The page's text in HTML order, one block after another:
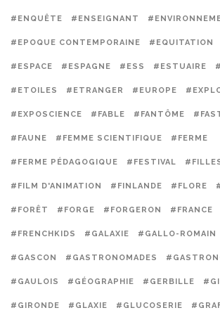
#ENQUÊTE #ENSEIGNANT
#EPOQUE CONTEMPORAINE #EQUITATION
#ESPACE #ESPAGNE #ESS #ESTUAIRE
#ETOILES #ETRANGER #EUROPE
#EXPOSCIENCE #FABLE #FANTÔME
#FAUNE #FEMME SCIENTIFIQUE #FERME
#FERME PÉDAGOGIQUE #FESTIVAL
#FILM D'ANIMATION #FINLANDE #FLORE
#FORÊT #FORGE #FORGERON #FRANCE
#FRENCHKIDS #GALAXIE #GALLO-ROMAIN
#GASCON #GASTRONOMADES
#GAULOIS #GÉOGRAPHIE #GERBILLE
#GIRONDE #GLAXIE #GLUCOSERIE